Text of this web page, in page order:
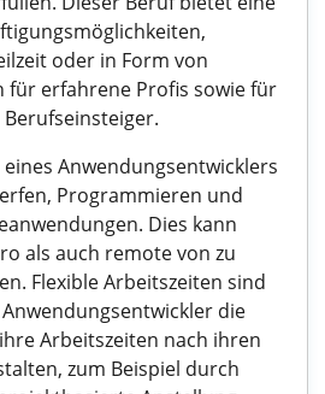
oder in Form von
für erfahrene Profis sowie für
Anwendungsentwicklers
Programmieren und
Dies kann
als auch remote von zu
Flexible Arbeitszeiten sind
die
Arbeitszeiten nach ihren
zum Beispiel durch